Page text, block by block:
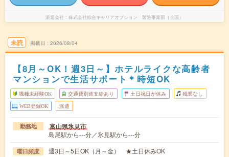
派遣会社 株式会社綜合キャリアオプション 製造事業部（全国）
未読 掲載日 2026/08/04
【8月～OK！週3日～】ホテルライクな高齢者
マンションで生活サポート＊時短OK
職種未経験OK 交通費別途支給あり 土日祝日が休み 残業なし
WEB登録OK 派遣
勤務地 富山県氷見市
島尾駅から---分／氷見駅から---分
曜日頻度 週3日～5日OK（月～金） ★土日休みOK